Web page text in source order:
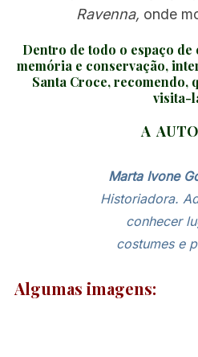
Ravenna, onde
Dentro de todo o espaço
memória e conservação,
Santa Croce, recomendo,
visita-
A
Marta Ivone
Historiadora.
conhecer
costumes e
Algumas imagens: